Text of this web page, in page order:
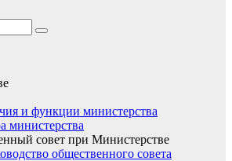
и функции министерства
министерства
совет при Министерстве
общественного совета